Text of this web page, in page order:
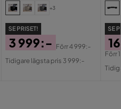
+3
SE PRISET!
Pris
3 999:-
Original
Förr4 999:-
Tidigare lägsta pris 3 999:-
SE
Förr